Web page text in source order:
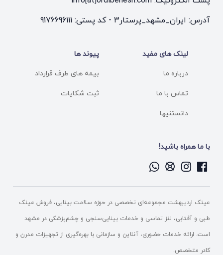
آدرس: ایران_مشهد_پرستار3 - کد پستی: 9176696111
لینک های مفید
درباره ما
تماس با ما
دانستنیها
پیوند ها
بیمه های طرف قرارداد
ثبت شکایات
با ما همراه باشید!
عینک اردیبهشت مجموعه‌ای تخصصی در حوزه سلامت بینایی، فروش عینک
طبی و آفتابی، لنز تماسی و خدمات بینایی‌سنجی و چشم‌پزشکی در مشهد
است. ارائه خدمات حضوری، آنلاین و سازمانی با بهره‌گیری از تجهیزات مدرن و
کادر متخصص.